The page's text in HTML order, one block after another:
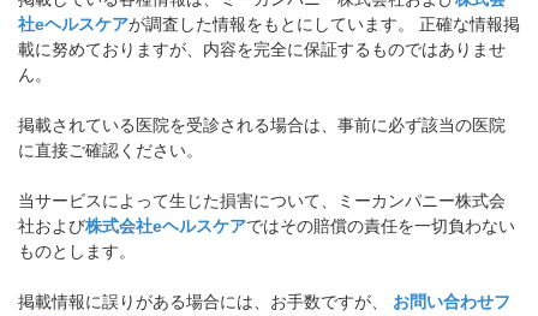
社eヘルスケアが調査した情報をもとにしています。 正確な情報掲
載に努めておりますが、内容を完全に保証するものではありませ
ん。
掲載されている医院を受診される場合は、事前に必ず該当の医院
に直接ご確認ください。
当サービスによって生じた損害について、ミーカンパニー株式会
社および株式会社eヘルスケアではその賠償の責任を一切負わない
ものとします。
掲載情報に誤りがある場合には、お手数ですが、 お問い合わせフ